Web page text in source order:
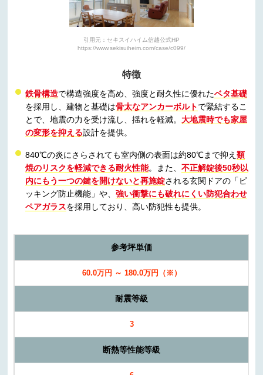
引用元：セキスイハイム信越公式HP
https://www.sekisuiheim.com/case/c099/
特徴
鉄骨構造で構造強度を高め、強度と耐久性に優れたベタ基礎
を採用し、建物と基礎は骨太なアンカーボルトで緊結するこ
とで、地震の力を受け流し、揺れを軽減。大地震時でも家屋
の変形を抑える設計を提供。
840℃の炎にさらされても室内側の表面は約80℃まで抑え類
焼のリスクを軽減できる耐火性能。また、不正解錠後50秒以
内にもう一つの鍵を開けないと再施錠される玄関ドアの「ピ
ッキング防止機能」や、強い衝撃にも破れにくい防犯合わせ
ペアガラスを採用しており、高い防犯性も提供。
参考坪単価
60.0万円 ～ 180.0万円（※）
耐震等級
3
断熱等性能等級